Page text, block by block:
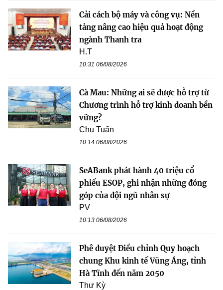
Cải cách bộ máy và công vụ: Nền
tảng nâng cao hiệu quả hoạt động
ngành Thanh tra
H.T
10:31 06/08/2026
Cà Mau: Những ai sẽ được hỗ trợ từ
Chương trình hỗ trợ kinh doanh bền
vững?
Chu Tuấn
10:14 06/08/2026
SeABank phát hành 40 triệu cổ
phiếu ESOP, ghi nhận những đóng
góp của đội ngũ nhân sự
PV
10:13 06/08/2026
Phê duyệt Điều chỉnh Quy hoạch
chung Khu kinh tế Vũng Áng, tỉnh
Hà Tĩnh đến năm 2050
Thư Kỳ